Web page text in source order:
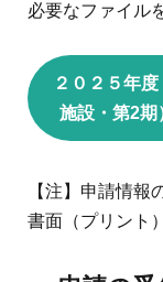
必要なファイル
２０２５年
施設・第2期
【注】申請情報
書面（プリント